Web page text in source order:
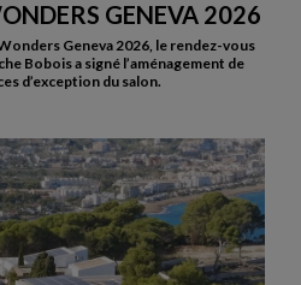
GENEVA 2026
Geneva 2026, le rendez-vous
Bobois a signé l’aménagement de
d’exception du salon.